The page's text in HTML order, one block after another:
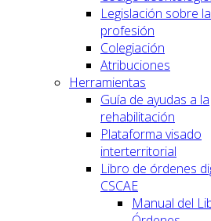
Legislación sobre la
profesión
Colegiación
Atribuciones
Herramientas
Guía de ayudas a la
rehabilitación
Plataforma visado
interterritorial
Libro de órdenes
CSCAE
Manual del